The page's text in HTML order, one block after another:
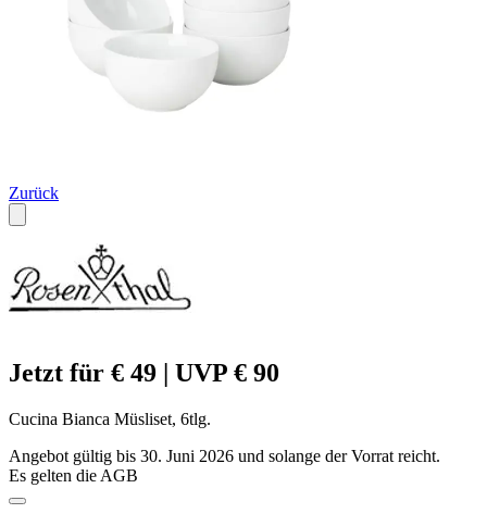
Zurück
Jetzt für € 49 | UVP € 90
Cucina Bianca Müsliset, 6tlg.
Angebot gültig bis 30. Juni 2026 und solange der Vorrat reicht.
Es gelten die AGB